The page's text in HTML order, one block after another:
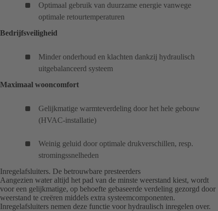
Optimaal gebruik van duurzame energie vanwege
optimale retourtemperaturen
Bedrijfsveiligheid
­Minder onderhoud en klachten dankzij hydraulisch
uitgebalanceerd systeem
Maximaal wooncomfort
­Gelijkmatige warmteverdeling door het hele gebouw
(HVAC-installatie)
Weinig geluid door optimale drukverschillen, resp.
stromingssnelheden
Inregelafsluiters. De betrouwbare presteerders
Aangezien water altijd het pad van de minste weerstand kiest, wordt
voor een gelijkmatige, op behoefte gebaseerde verdeling gezorgd door
weerstand te creëren middels extra systeemcomponenten.
Inregelafsluiters nemen deze functie voor hydraulisch inregelen over.